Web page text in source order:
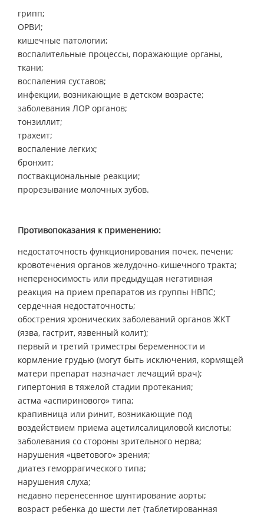
грипп;
ОРВИ;
кишечные патологии;
воспалительные процессы, поражающие органы,
ткани;
воспаления суставов;
инфекции, возникающие в детском возрасте;
заболевания ЛОР органов;
тонзиллит;
трахеит;
воспаление легких;
бронхит;
поствакциональные реакции;
прорезывание молочных зубов.
Противопоказания к применению:
недостаточность функционирования почек, печени;
кровотечения органов желудочно-кишечного тракта;
непереносимость или предыдущая негативная
реакция на прием препаратов из группы НВПС;
сердечная недостаточность;
обострения хронических заболеваний органов ЖКТ
(язва, гастрит, язвенный колит);
первый и третий триместры беременности и
кормление грудью (могут быть исключения, кормящей
матери препарат назначает лечащий врач);
гипертония в тяжелой стадии протекания;
астма «аспиринового» типа;
крапивница или ринит, возникающие под
воздействием приема ацетилсалициловой кислоты;
заболевания со стороны зрительного нерва;
нарушения «цветового» зрения;
диатез геморрагического типа;
нарушения слуха;
недавно перенесенное шунтирование аорты;
возраст ребенка до шести лет (таблетированная